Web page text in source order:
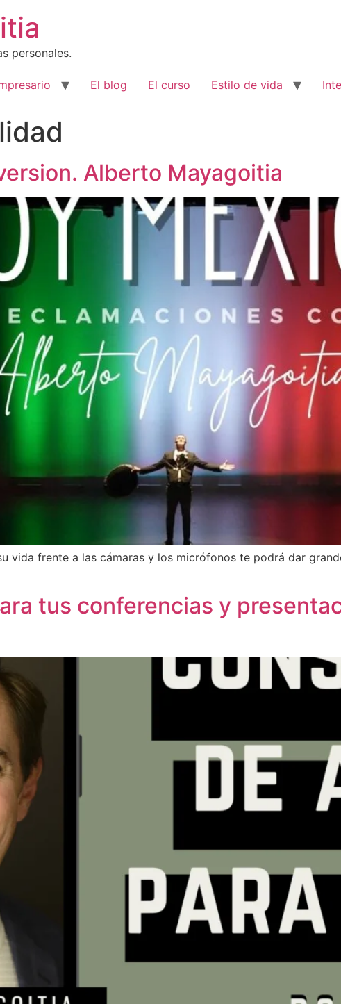
personales.
El blog El curso Estilo de vida
Alberto Mayagoitia
vida frente a las cámaras y los micrófonos te podrá dar
tus conferencias y